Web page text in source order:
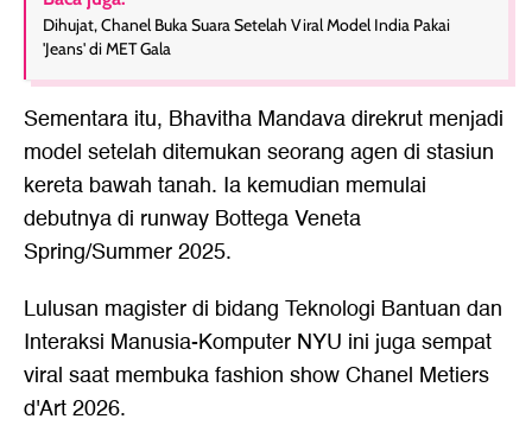
Dihujat, Chanel Buka Suara Setelah Viral Model India Pakai
'Jeans' di MET Gala
Sementara itu, Bhavitha Mandava direkrut menjadi
model setelah ditemukan seorang agen di stasiun
kereta bawah tanah. Ia kemudian memulai
debutnya di runway Bottega Veneta
Spring/Summer 2025.
Lulusan magister di bidang Teknologi Bantuan dan
Interaksi Manusia-Komputer NYU ini juga sempat
viral saat membuka fashion show Chanel Metiers
d'Art 2026.